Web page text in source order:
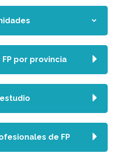
por provincia
de FP